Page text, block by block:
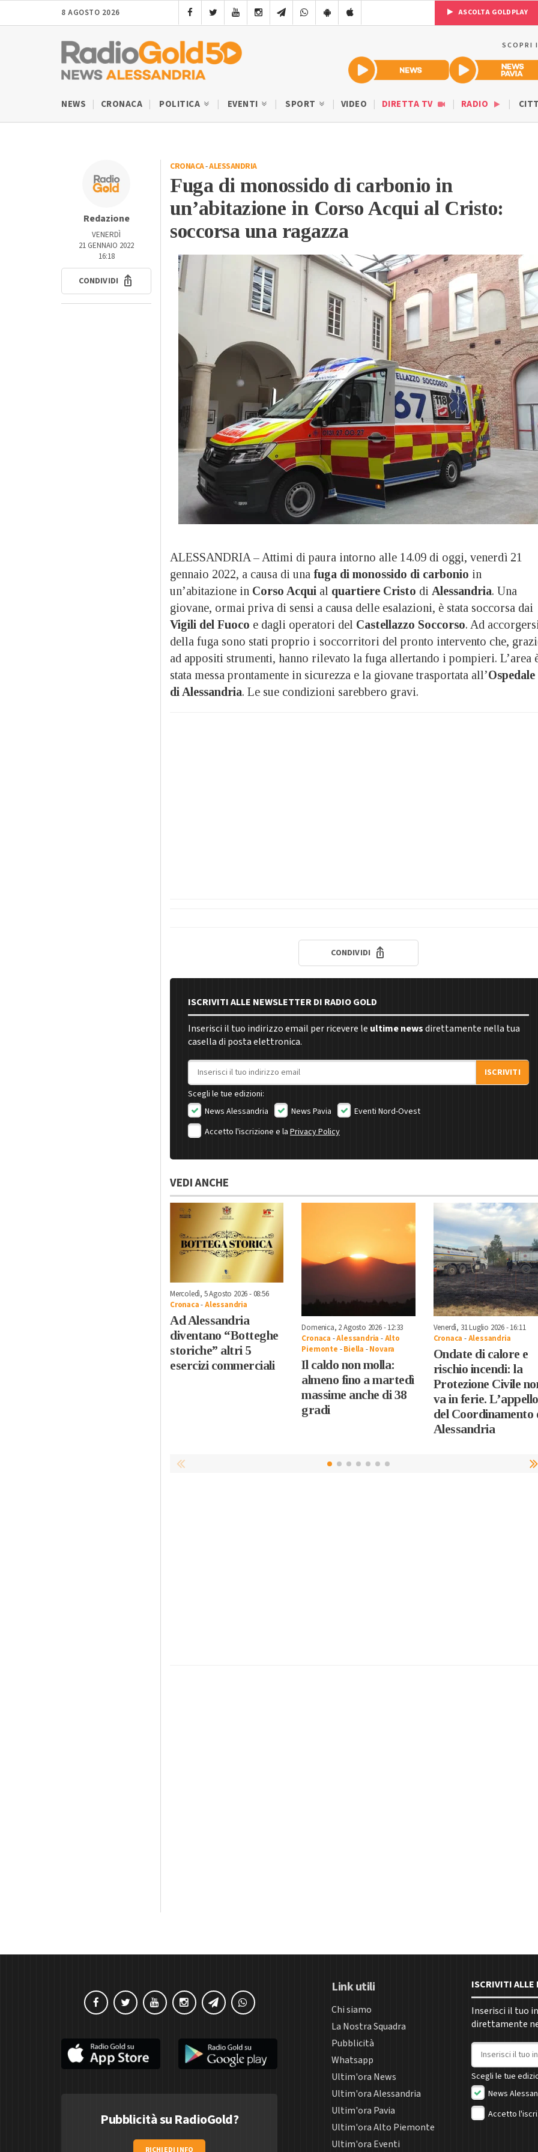
8 AGOSTO 2026 ASCOLTA GOLDPLAY
SCOPRI
NEWS CRONACA POLITICA EVENTI SPORT VIDEO DIRETTA TV RADIO
Redazione
VENERDÌ
21 GENNAIO 2022
16:18
CONDIVIDI
CRONACA-ALESSANDRIA
Fuga di monossido di carbonio in
un’abitazione in Corso Acqui al Cristo:
soccorsa una ragazza
ALESSANDRIA – Attimi di paura intorno alle 14.09 di oggi, venerdì 21
gennaio 2022, a causa di una fuga di monossido di carbonio in
un’abitazione in Corso Acqui al quartiere Cristo di Alessandria. Una
giovane, ormai priva di sensi a causa delle esalazioni, è stata soccorsa dai
Vigili del Fuoco e dagli operatori del Castellazzo Soccorso. Ad accorgersi
della fuga sono stati proprio i soccorritori del pronto intervento che,
ad appositi strumenti, hanno rilevato la fuga allertando i pompieri. L’area
stata messa prontamente in sicurezza e la giovane trasportata all’Ospedale
di Alessandria. Le sue condizioni sarebbero gravi.
CONDIVIDI
ISCRIVITI ALLE NEWSLETTER DI RADIO GOLD
Inserisci il tuo indirizzo email per ricevere le ultime newsdirettamente nella tua
casella di posta elettronica.
Indirizzo email
ISCRIVITI
Scegli le tue edizioni:
News Alessandria
News Pavia
Eventi Nord-Ovest
Accetto l'iscrizione e la Privacy Policy
VEDI ANCHE
Mercoledì, 5 Agosto 2026 - 08:56
Cronaca-Alessandria
Ad Alessandria
diventano “Botteghe
storiche” altri 5
esercizi commerciali
Domenica, 2 Agosto 2026 - 12:33
Cronaca -Alessandria -Alto
Piemonte -Biella -Novara
Il caldo non molla:
almeno fino a martedì
massime anche di 38
gradi
Venerdì, 31 Luglio 2026 - 16:11
Cronaca -Alessandria
Ondate di calore e
rischio incendi: la
Protezione Civile
va in ferie. L’appello
del Coordinamento
Alessandria
Pubblicità su RadioGold?
RICHIEDI INFO
Link utili
Chi siamo
La Nostra Squadra
Pubblicità
Whatsapp
Ultim'ora News
Ultim'ora Alessandria
Ultim'ora Pavia
Ultim'ora Alto Piemonte
Ultim'ora Eventi
ISCRIVITI ALLE
Inserisci il tuo
direttamente
Indirizzo email
Scegli le tue
News
Accetto